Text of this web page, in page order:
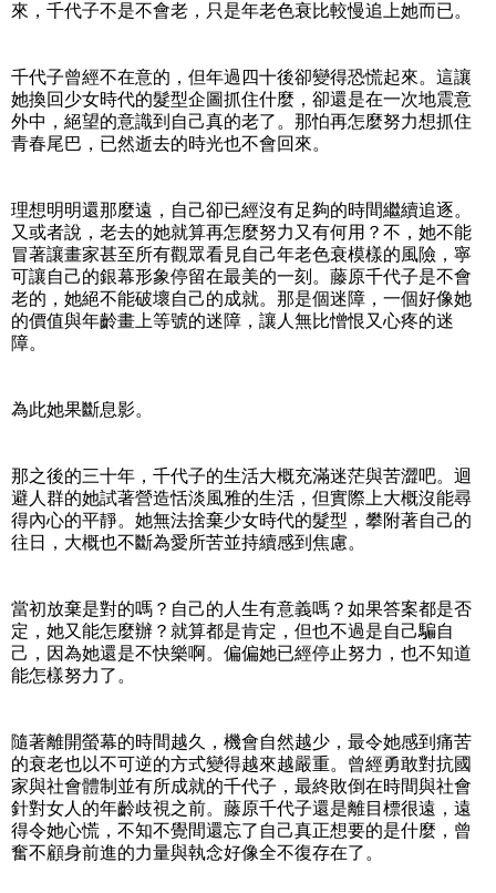
來，千代子不是不會老，只是年老色衰比較慢追上她而已。
千代子曾經不在意的，但年過四十後卻變得恐慌起來。這讓
她換回少女時代的髮型企圖抓住什麼，卻還是在一次地震意
外中，絕望的意識到自己真的老了。那怕再怎麼努力想抓住
青春尾巴，已然逝去的時光也不會回來。
理想明明還那麼遠，自己卻已經沒有足夠的時間繼續追逐。
又或者說，老去的她就算再怎麼努力又有何用？不，她不能
冒著讓畫家甚至所有觀眾看見自己年老色衰模樣的風險，寧
可讓自己的銀幕形象停留在最美的一刻。藤原千代子是不會
老的，她絕不能破壞自己的成就。那是個迷障，一個好像她
的價值與年齡畫上等號的迷障，讓人無比憎恨又心疼的迷
障。
為此她果斷息影。
那之後的三十年，千代子的生活大概充滿迷茫與苦澀吧。迴
避人群的她試著營造恬淡風雅的生活，但實際上大概沒能尋
得內心的平靜。她無法捨棄少女時代的髮型，攀附著自己的
往日，大概也不斷為愛所苦並持續感到焦慮。
當初放棄是對的嗎？自己的人生有意義嗎？如果答案都是否
定，她又能怎麼辦？就算都是肯定，但也不過是自己騙自
己，因為她還是不快樂啊。偏偏她已經停止努力，也不知道
能怎樣努力了。
隨著離開螢幕的時間越久，機會自然越少，最令她感到痛苦
的衰老也以不可逆的方式變得越來越嚴重。曾經勇敢對抗國
家與社會體制並有所成就的千代子，最終敗倒在時間與社會
針對女人的年齡歧視之前。藤原千代子還是離目標很遠，遠
得令她心慌，不知不覺間還忘了自己真正想要的是什麼，曾
奮不顧身前進的力量與執念好像全不復存在了。